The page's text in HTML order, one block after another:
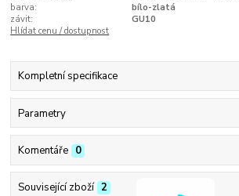
barva:
bílo-zlatá
závit:
GU10
Hlídat cenu / dostupnost
Kompletní specifikace
Parametry
Komentáře 0
Související zboží 2